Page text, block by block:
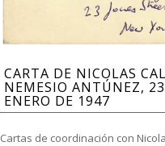
CARTA DE NICOLAS
NEMESIO ANTÚNEZ,
ENERO DE 1947
Cartas de coordinación con